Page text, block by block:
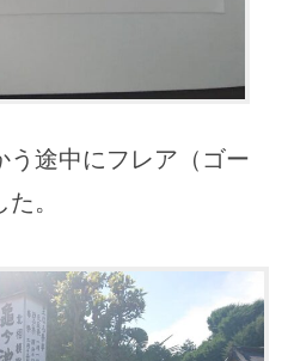
う途中にフレア（ゴー
。